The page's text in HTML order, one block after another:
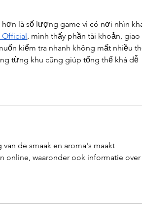
là số lượng game vì có nơi nhìn
Official, mình thấy phần tài khoản, giao
kiểm tra nhanh không mất nhiều
từng khu cũng giúp tổng thể khá dễ
de smaak en aroma's maakt
online, waaronder ook informatie over